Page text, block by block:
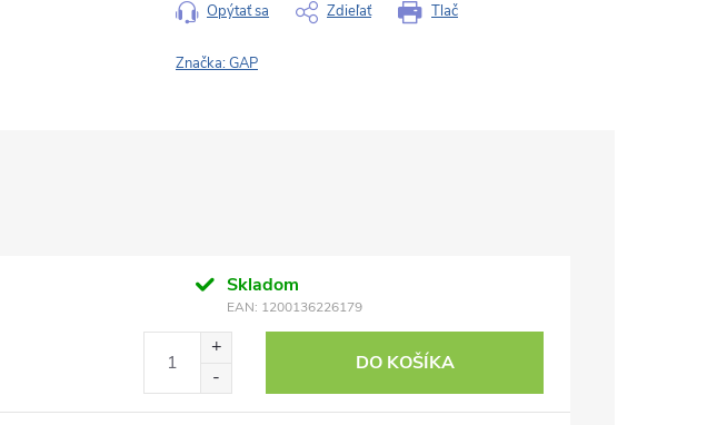
Tlač
Opýtať sa Zdieľať
Značka:GAP
Skladom
EAN: 1200136226179
DO KOŠÍKA